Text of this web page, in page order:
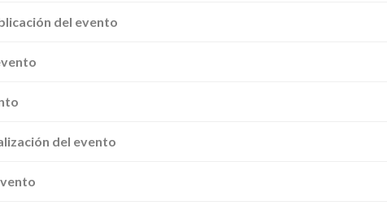
del evento
del evento